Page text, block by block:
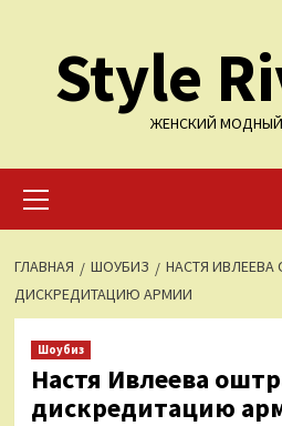
содержимомуStyle
ЖЕНСКИЙ
меню
ГЛАВНАЯ ШОУБИЗ
НАСТЯ
ДИСКРЕДИТАЦИЮ АРМИИ
Шоубиз
Настя Ивлеева
дискредитацию